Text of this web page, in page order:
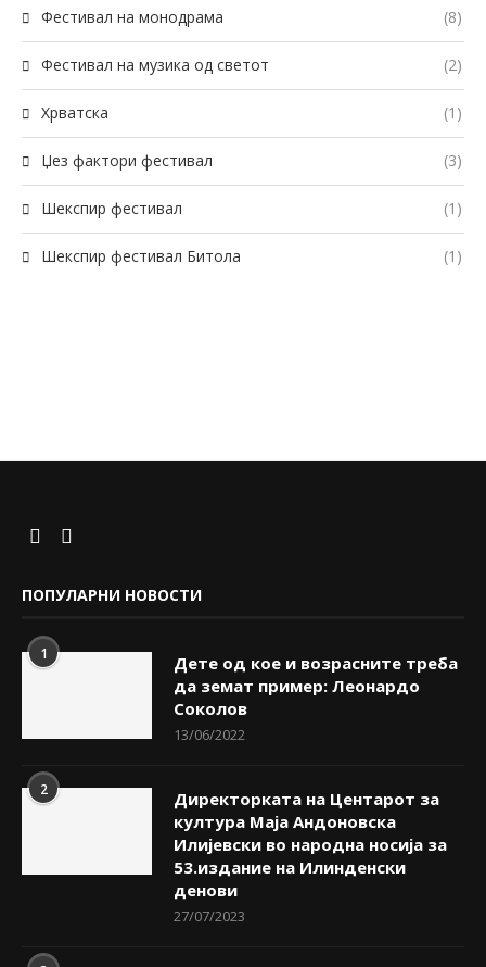
Фестивал на монодрама (8)
Фестивал на музика од светот (2)
Хрватска (1)
Џез фактори фестивал (3)
Шекспир фестивал (1)
Шекспир фестивал Битола (1)
ПОПУЛАРНИ НОВОСТИ
1
Дете од кое и возрасните треба
да земат пример: Леонардо
Соколов
13/06/2022
2
Директорката на Центарот за
култура Маја Андоновска
Илијевски во народна носија за
53.издание на Илинденски
денови
27/07/2023